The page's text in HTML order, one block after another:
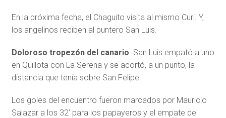
En la próxima fecha, el Chaguito visita al mismo Curi. Y,
los angelinos reciben al puntero San Luis.
Doloroso tropezón del canario. San Luis empató a uno
en Quillota con La Serena y se acortó, a un punto, la
distancia que tenía sobre San Felipe.
Los goles del encuentro fueron marcados por Mauricio
Salazar a los 32’ para los papayeros y el empate del